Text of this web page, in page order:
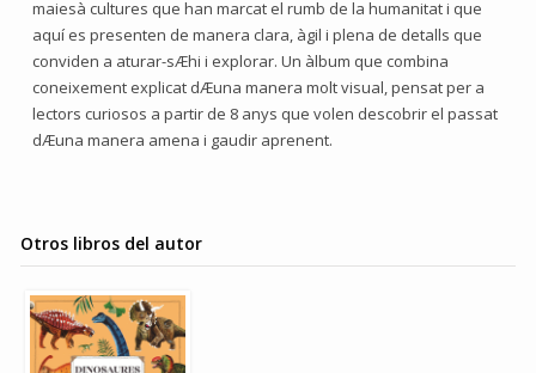
maiesà cultures que han marcat el rumb de la humanitat i que
aquí es presenten de manera clara, àgil i plena de detalls que
conviden a aturar-sÆhi i explorar. Un àlbum que combina
coneixement explicat dÆuna manera molt visual, pensat per a
lectors curiosos a partir de 8 anys que volen descobrir el passat
dÆuna manera amena i gaudir aprenent.
Otros libros del autor